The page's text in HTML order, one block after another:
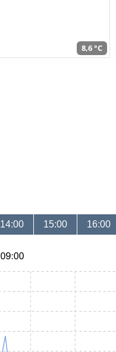
8,6 °C
14:00 15:00 16:00